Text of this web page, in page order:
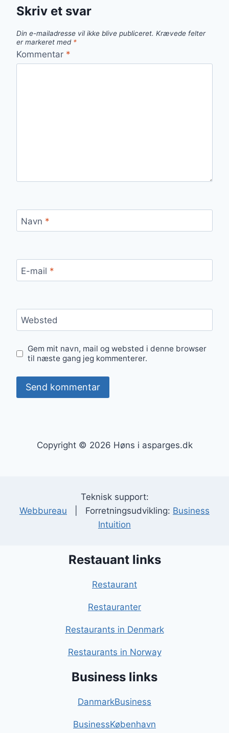
Skriv et svar
Din e-mailadresse vil ikke blive publiceret. Krævede felter
er markeret med *
Kommentar *
Navn *
E-mail *
Websted
Gem mit navn, mail og websted i denne browser
til næste gang jeg kommenterer.
Copyright © 2026 Høns i asparges.dk
Teknisk support:
Webbureau | Forretningsudvikling: Business
Intuition
Restauant links
Restaurant
Restauranter
Restaurants in Denmark
Restaurants in Norway
Business links
DanmarkBusiness
BusinessKøbenhavn